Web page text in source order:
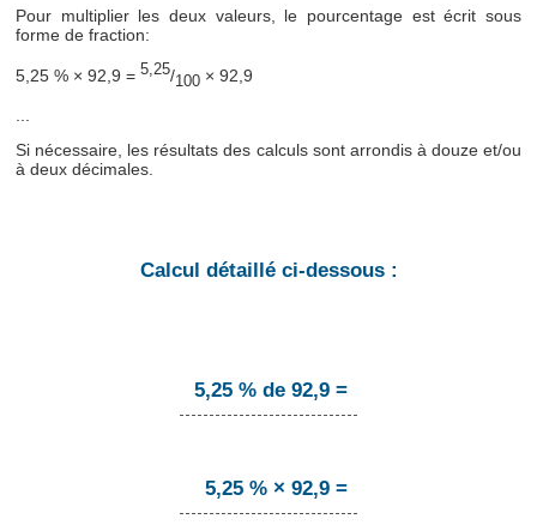
Pour multiplier les deux valeurs, le pourcentage est écrit sous
forme de fraction:
5,25 % × 92,9 =5,25/100 × 92,9
Si nécessaire, les résultats des calculs sont arrondis à douze et/ou
à deux décimales.
Calcul détaillé ci-dessous :
5,25 % de 92,9 =
5,25 % × 92,9 =